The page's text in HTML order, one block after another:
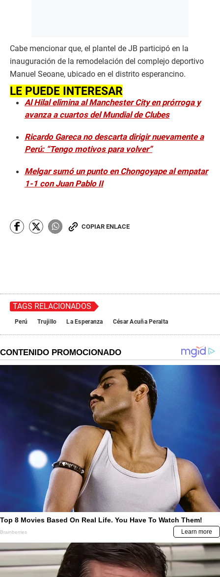
Cabe mencionar que, el plantel de JB participó en la
inauguración de la remodelación del complejo deportivo
Manuel Seoane, ubicado en el distrito esperancino.
LE PUEDE INTERESAR
Al Hilal elimina al Manchester City en prórroga y
avanza a cuartos del Mundial de Clubes
Ricardo Gareca no descarta dirigir nuevamente a
Perú: “Tengo motivos para volver”
Melgar sumó un punto en Chongoyape al empatar
1-1 con Juan Pablo II
COPIAR ENLACE
TAGS RELACIONADOS
Perú Trujillo La Esperanza César Acuña Peralta